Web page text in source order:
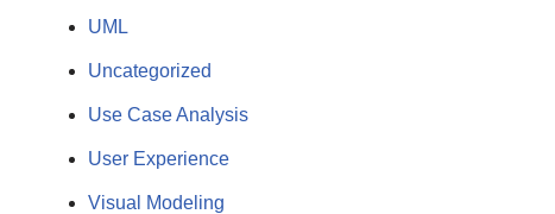
UML
Uncategorized
Use Case Analysis
User Experience
Visual Modeling